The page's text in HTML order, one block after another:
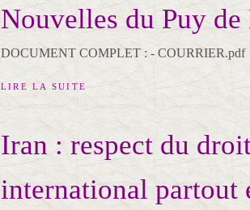
Nouvelles du Puy de
DOCUMENT COMPLET : - COURRIER.pdf
LIRE LA SUITE
Iran : respect du
international partout